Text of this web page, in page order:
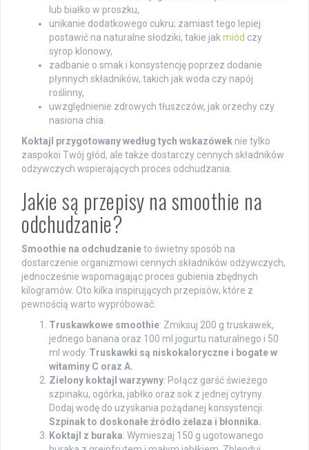
lub białko w proszku,
unikanie dodatkowego cukru; zamiast tego lepiej
postawić na naturalne słodziki, takie jakmiód czy
syrop klonowy,
zadbanie o smak i konsystencję poprzez dodanie
płynnych składników, takich jak woda czy napój
roślinny,
uwzględnienie zdrowych tłuszczów, jak orzechy czy
nasiona chia.
Koktajl przygotowany według tych wskazówek nie tylko
zaspokoi Twój głód, ale także dostarczy cennych składników
odżywczych wspierających proces odchudzania.
Jakie są przepisy na smoothie na
odchudzanie?
Smoothie na odchudzanieto świetny sposób na
dostarczenie organizmowi cennych składników odżywczych,
jednocześnie wspomagając proces gubienia zbędnych
kilogramów. Oto kilka inspirujących przepisów, które z
pewnością warto wypróbować:
Truskawkowe smoothie: Zmiksuj 200 g truskawek,
jednego banana oraz 100 ml jogurtu naturalnego i 50
ml wody. Truskawki są niskokaloryczne i bogate w
witaminy C oraz A.
Zielony koktajl warzywny: Połącz garść świeżego
szpinaku, ogórka, jabłko oraz sok z jednej cytryny.
Dodaj wodę do uzyskania pożądanej konsystencji.
Szpinak to doskonałe źródło żelaza i błonnika.
Koktajl z buraka: Wymieszaj 150 g ugotowanego